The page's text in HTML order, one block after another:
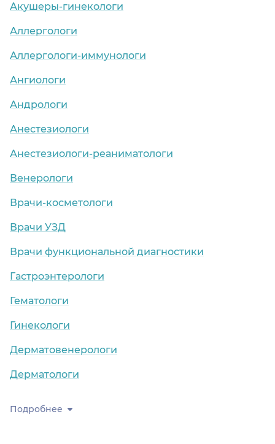
Акушеры-гинекологи
Аллергологи
Аллергологи-иммунологи
Ангиологи
Андрологи
Анестезиологи
Анестезиологи-реаниматологи
Венерологи
Врачи-косметологи
Врачи УЗД
Врачи функциональной диагностики
Гастроэнтерологи
Гематологи
Гинекологи
Дерматовенерологи
Дерматологи
Подробнее